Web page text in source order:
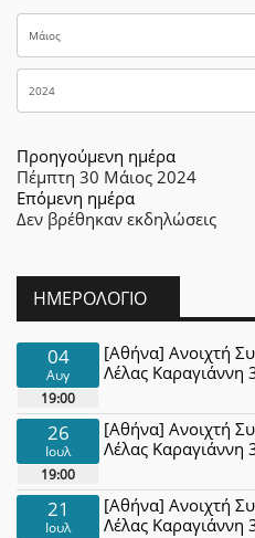
Προηγούμενη ημέρα
Πέμπτη 30 Μάιος 2024
Επόμενη ημέρα
Δεν βρέθηκαν εκδηλώσεις
ΗΜΕΡΟΛΌΓΙΟ
04
Αυγ
19:00
[Αθήνα] Ανοιχτή
Λέλας Καραγιάννη
26
Ιουλ
19:00
[Αθήνα] Ανοιχτή
Λέλας Καραγιάννη
21
Ιουλ
[Αθήνα] Ανοιχτή
Λέλας Καραγιάννη